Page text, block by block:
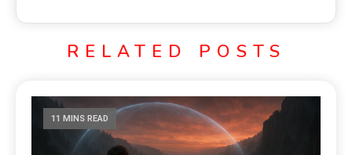
RELATED POSTS
11 MINS READ